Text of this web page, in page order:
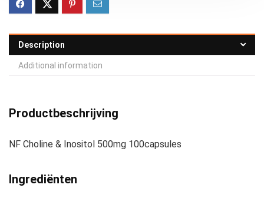
Description
Additional information
Productbeschrijving
NF Choline & Inositol 500mg 100capsules
Ingrediënten